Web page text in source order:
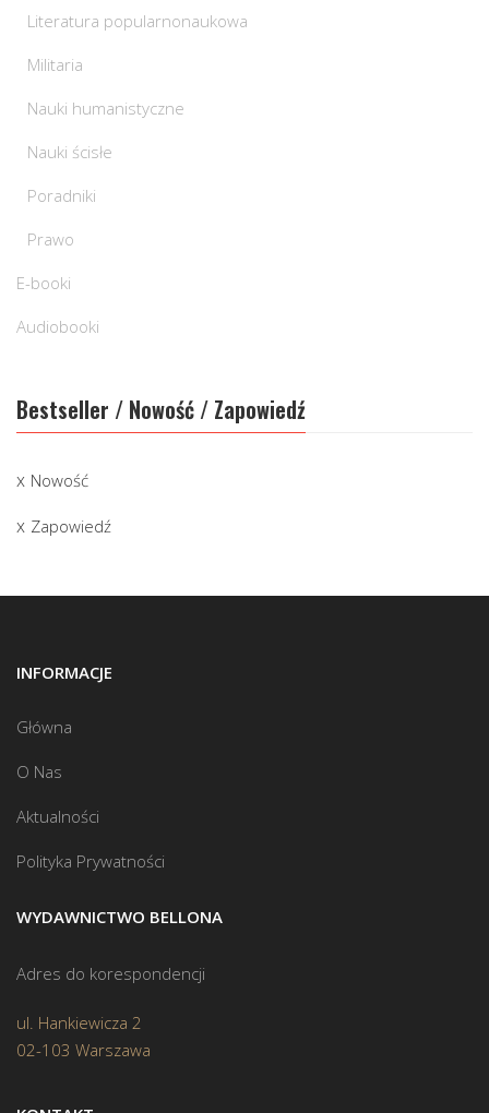
Literatura popularnonaukowa
Militaria
Nauki humanistyczne
Nauki ścisłe
Poradniki
Prawo
E-booki
Audiobooki
Bestseller / Nowość / Zapowiedź
Nowość
Zapowiedź
INFORMACJE
Główna
O Nas
Aktualności
Polityka Prywatności
WYDAWNICTWO BELLONA
Adres do korespondencji
ul. Hankiewicza 2
02-103 Warszawa